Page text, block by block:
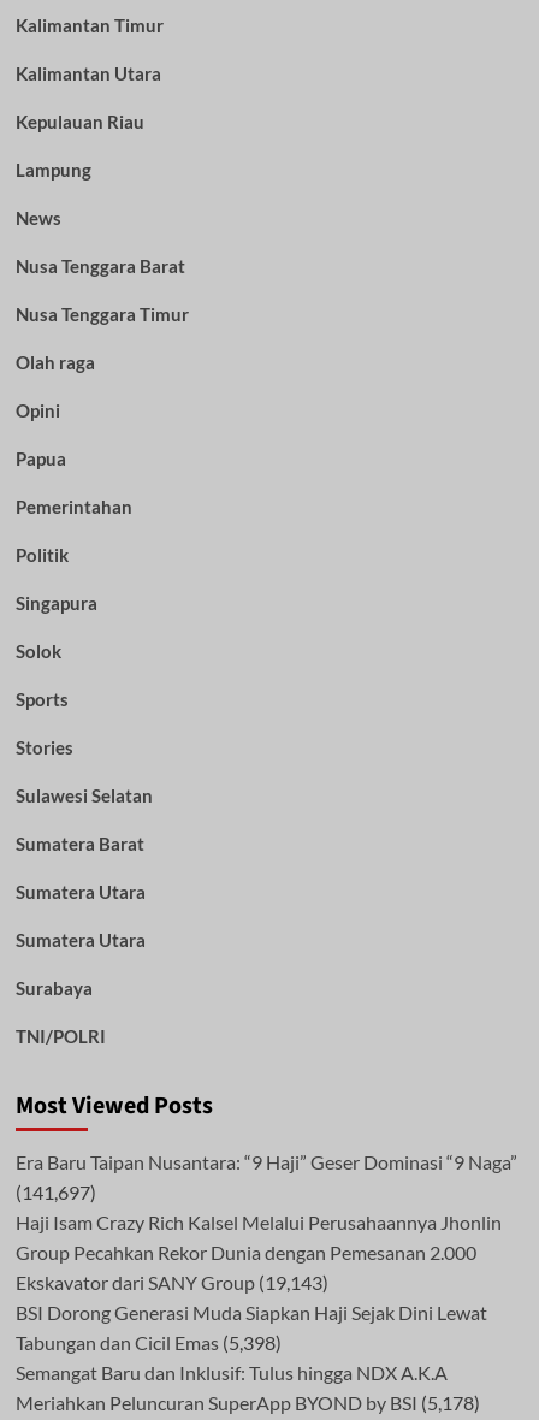
Kalimantan Timur
Kalimantan Utara
Kepulauan Riau
Lampung
News
Nusa Tenggara Barat
Nusa Tenggara Timur
Olah raga
Opini
Papua
Pemerintahan
Politik
Singapura
Solok
Sports
Stories
Sulawesi Selatan
Sumatera Barat
Sumatera Utara
Sumatera Utara
Surabaya
TNI/POLRI
Most Viewed Posts
Era Baru Taipan Nusantara: “9 Haji” Geser Dominasi “9 Naga”
(141,697)
Haji Isam Crazy Rich Kalsel Melalui Perusahaannya Jhonlin
Group Pecahkan Rekor Dunia dengan Pemesanan 2.000
Ekskavator dari SANY Group (19,143)
BSI Dorong Generasi Muda Siapkan Haji Sejak Dini Lewat
Tabungan dan Cicil Emas (5,398)
Semangat Baru dan Inklusif: Tulus hingga NDX A.K.A
Meriahkan Peluncuran SuperApp BYOND by BSI (5,178)